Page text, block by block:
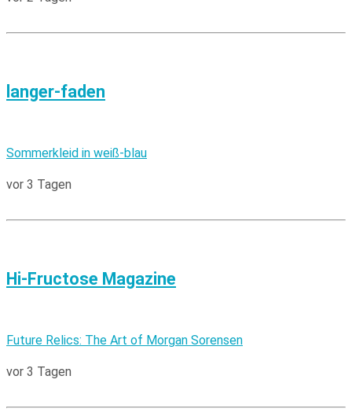
langer-faden
Sommerkleid in weiß-blau
vor 3 Tagen
Hi-Fructose Magazine
Future Relics: The Art of Morgan Sorensen
vor 3 Tagen